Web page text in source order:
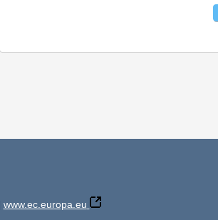
www.ec.europa.eu